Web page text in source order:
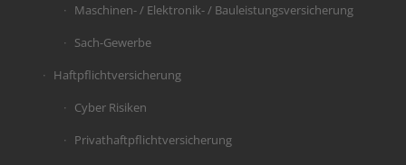
Maschinen- / Elektronik- / Bauleistungsversicherung
Sach-Gewerbe
Haftpflichtversicherung
Cyber Risiken
Privathaftpflichtversicherung